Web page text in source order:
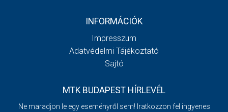
INFORMÁCIÓK
Impresszum
Adatvédelmi Tájékoztató
Sajtó
MTK BUDAPEST HÍRLEVÉL
Ne maradjon le egy eseményről sem! Iratkozzon fel ingyenes